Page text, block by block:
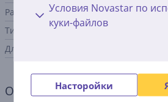
Условия Novastar по
куки-файлов
Насторойки
Разъем B
Тип коннектора B
Длина
Общий параметр